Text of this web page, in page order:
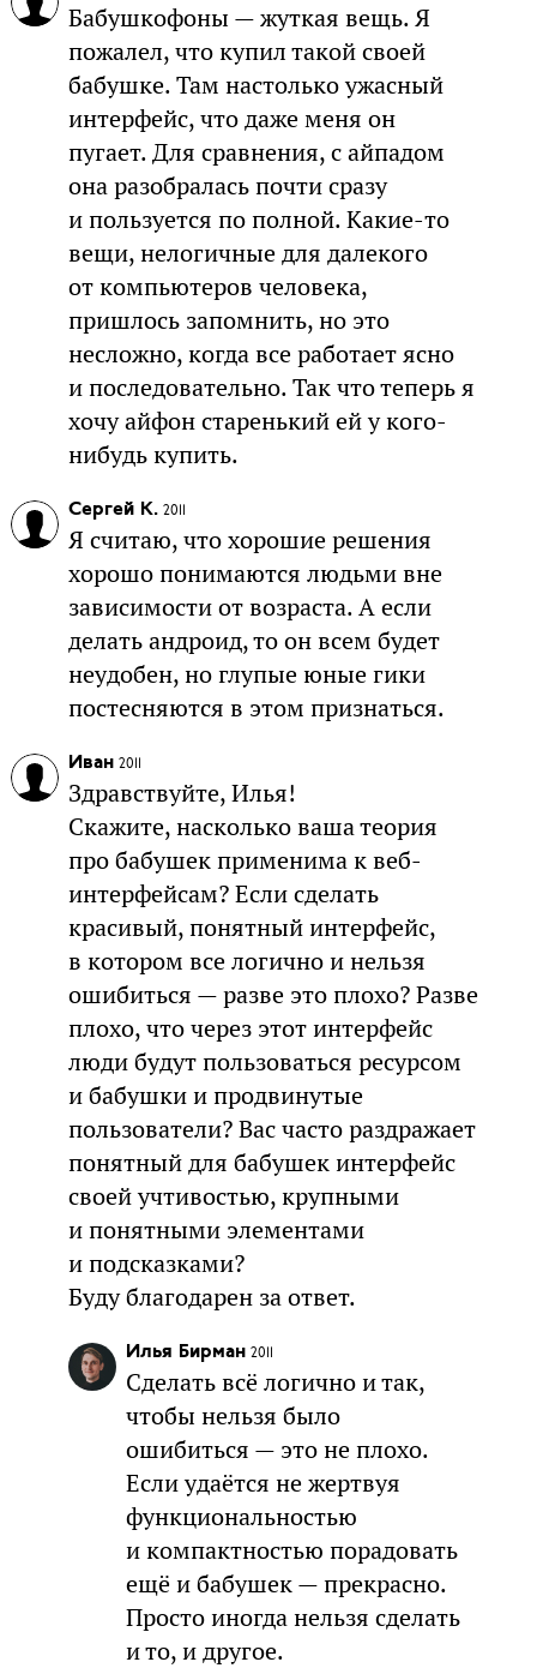
Бабушкофоны — жуткая вещь. Я
пожалел, что купил такой своей
бабушке. Там настолько ужасный
интерфейс, что даже меня он
пугает. Для сравнения, с айпадом
она разобралась почти сразу
и пользуется по полной. Какие-то
вещи, нелогичные для далекого
от компьютеров человека,
пришлось запомнить, но это
несложно, когда все работает ясно
и последовательно. Так что теперь я
хочу айфон старенький ей у кого-
нибудь купить.
Сергей К. 2011
Я считаю, что хорошие решения
хорошо понимаются людьми вне
зависимости от возраста. А если
делать андроид, то он всем будет
неудобен, но глупые юные гики
постесняются в этом признаться.
Иван 2011
Здравствуйте, Илья!
Скажите, насколько ваша теория
про бабушек применима к веб-
интерфейсам? Если сделать
красивый, понятный интерфейс,
в котором все логично и нельзя
ошибиться — разве это плохо? Разве
плохо, что через этот интерфейс
люди будут пользоваться ресурсом
и бабушки и продвинутые
пользователи? Вас часто раздражает
понятный для бабушек интерфейс
своей учтивостью, крупными
и понятными элементами
и подсказками?
Буду благодарен за ответ.
Илья Бирман 2011
Сделать всё логично и так,
чтобы нельзя было
ошибиться — это не плохо.
Если удаётся не жертвуя
функциональностью
и компактностью порадовать
ещё и бабушек — прекрасно.
Просто иногда нельзя сделать
и то, и другое.